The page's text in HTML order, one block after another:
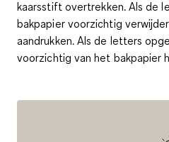
kaarsstift overtrekken. Als de
bakpapier voorzichtig
aandrukken. Als de letters
voorzichtig van het bakpapier